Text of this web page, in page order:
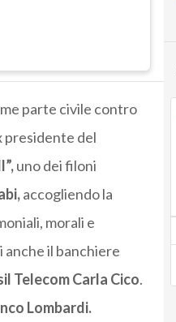
parte civile contro
presidente del
uno dei filoni
accogliendo la
morali e
anche il banchiere
Telecom Carla Cico.
Lombardi.